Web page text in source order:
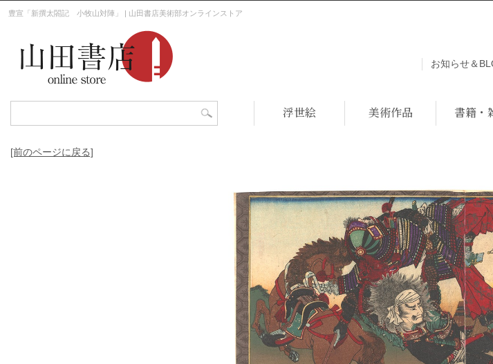
豊宣「新撰太閤記 小牧山対陣」 | 山田書店美術部オンラインストア
お知らせ＆
浮世絵 美術作品 書籍・
[前のページに戻る]